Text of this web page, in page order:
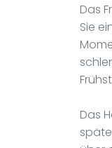
Das
Sie
Das